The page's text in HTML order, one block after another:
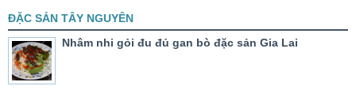
ĐẶC SẢN TÂY NGUYÊN
Nhâm nhi gỏi đu đủ gan bò đặc sản Gia Lai